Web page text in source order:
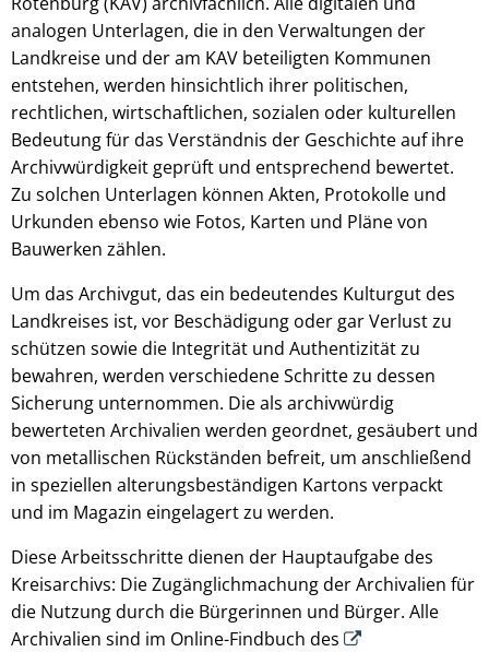
analogen Unterlagen, die in den Verwaltungen der
Landkreise und der am KAV beteiligten Kommunen
entstehen, werden hinsichtlich ihrer politischen,
rechtlichen, wirtschaftlichen, sozialen oder kulturellen
Bedeutung für das Verständnis der Geschichte auf ihre
Archivwürdigkeit geprüft und entsprechend bewertet.
Zu solchen Unterlagen können Akten, Protokolle und
Urkunden ebenso wie Fotos, Karten und Pläne von
Bauwerken zählen.
Um das Archivgut, das ein bedeutendes Kulturgut des
Landkreises ist, vor Beschädigung oder gar Verlust zu
schützen sowie die Integrität und Authentizität zu
bewahren, werden verschiedene Schritte zu dessen
Sicherung unternommen. Die als archivwürdig
bewerteten Archivalien werden geordnet, gesäubert und
von metallischen Rückständen befreit, um anschließend
in speziellen alterungsbeständigen Kartons verpackt
und im Magazin eingelagert zu werden.
Diese Arbeitsschritte dienen der Hauptaufgabe des
Kreisarchivs: Die Zugänglichmachung der Archivalien für
die Nutzung durch die Bürgerinnen und Bürger. Alle
Archivalien sind im Online-Findbuch des